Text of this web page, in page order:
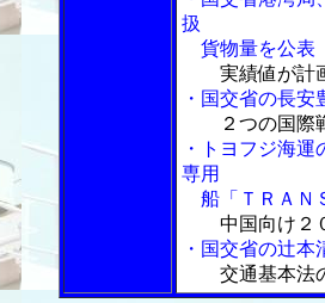
扱
貨物量を公表
実績値が計
・国交省の長
２つの国際
・トヨフジ海
専用
船「ＴＲＡＮ
中国向け２
・国交省の辻
交通基本法